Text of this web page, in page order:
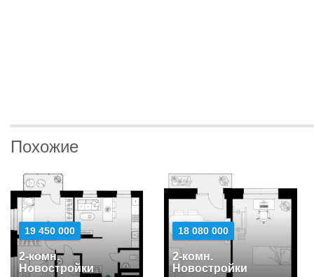
Похожие
19 450 000
2-комн.
Новостройки
18 080 000
2-комн.
Новостройки